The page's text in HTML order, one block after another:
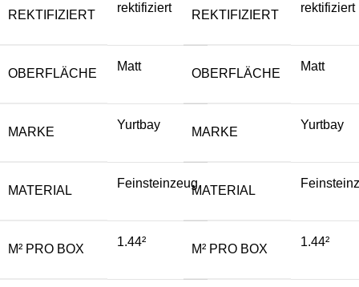
REKTIFIZIERT
rektifiziert
OBERFLÄCHE
Matt
MARKE
Yurtbay
MATERIAL
Feinsteinzeug
M² PRO BOX
1.44²
REKTIFIZIERT
rektifiziert
OBERFLÄCHE
Matt
MARKE
Yurtbay
MATERIAL
M² PRO BOX
1.44²